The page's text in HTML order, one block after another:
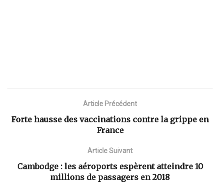
Article Précédent
Forte hausse des vaccinations contre la grippe en
France
Article Suivant
Cambodge : les aéroports espèrent atteindre 10
millions de passagers en 2018